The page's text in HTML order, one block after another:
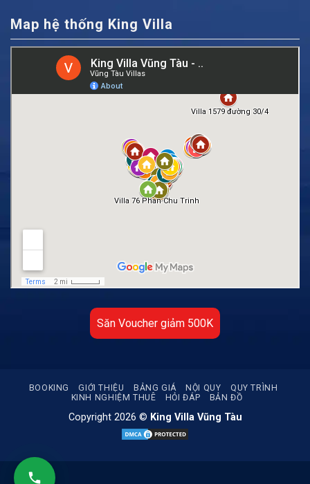
Map hệ thống King Villa
Săn Voucher giảm 500K
BOOKING GIỚI THIỆU BẢNG GIÁ NỘI QUY
QUY TRÌNH
KINH NGHIỆM THUÊ
HỎI ĐÁP BẢN ĐỒ
Copyright 2026 © King Villa Vũng Tàu